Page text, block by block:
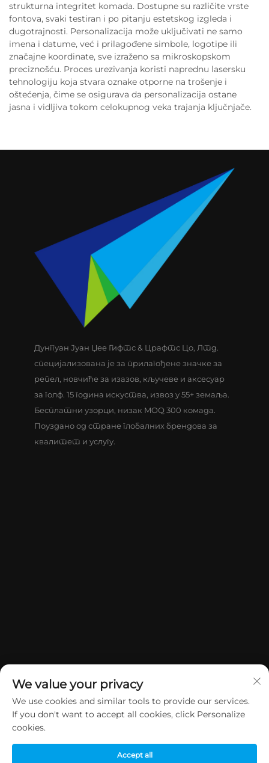
strukturna integritet komada. Dostupne su različite vrste
fontova, svaki testiran i po pitanju estetskog izgleda i
dugotrajnosti. Personalizacija može uključivati ne samo
imena i datume, već i prilagođene simbole, logotipe ili
značajne koordinate, sve izraženo sa mikroskopskom
preciznošću. Proces urezivanja koristi naprednu lasersku
tehnologiju koja stvara oznake otporne na trošenje i
oštećenja, čime se osigurava da personalizacija ostane
jasna i vidljiva tokom celokupnog veka trajanja ključnjače.
Дунггуан Јуан Џее Гифтс & Црафтс Цо, Лтд.
специјализована је за прилагођене значке за
репел, новчиће за изазов, кључеве и аксесуар
за голф. 15 година искуства, извоз у 55+ земаља.
Бесплатни узорци, низак MOQ 300 комада.
Поуздано од стране глобалних брендова за
квалитет и услугу.
Ауторско право © 2026 Кина Донггуан Јуан Џие Гифтс &
Црафтс Цо, Лтд. Сва права су задржана.
We value your privacy
We use cookies and similar tools to provide our services.
If you don't want to accept all cookies, click Personalize
cookies.
Accept all